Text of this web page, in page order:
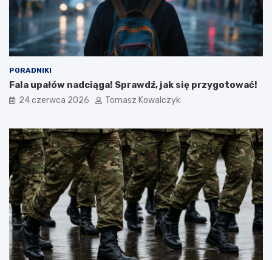
PORADNIKI
Fala upałów nadciąga! Sprawdź, jak się przygotować!
24 czerwca 2026 Tomasz Kowalczyk